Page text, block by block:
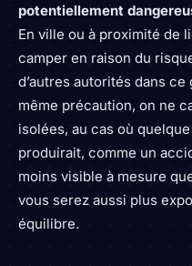
potentiellement
En ville ou à proximité de
camper en raison du
d’autres autorités dans
même précaution, on ne
isolées, au cas où
produirait, comme un
moins visible à mesure
vous serez aussi plus
équilibre.